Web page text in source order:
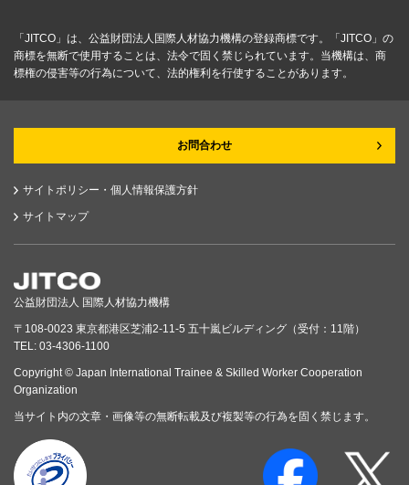
「JITCO」は、公益財団法人国際人材協力機構の登録商標です。「JITCO」の
商標を無断で使用することは、法令で固く禁じられています。当機構は、商
標権の侵害等の行為について、法的権利を行使することがあります。
お問合わせ
サイトポリシー・個人情報保護方針
サイトマップ
公益財団法人 国際人材協力機構
〒108-0023 東京都港区芝浦2-11-5 五十嵐ビルディング（受付：11階）
TEL: 03-4306-1100
Copyright © Japan International Trainee & Skilled Worker Cooperation
Organization
当サイト内の文章・画像等の無断転載及び複製等の行為を固く禁じます。